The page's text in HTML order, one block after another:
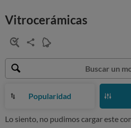
Vitrocerámicas
Popularidad
Lo siento, no pudimos cargar este